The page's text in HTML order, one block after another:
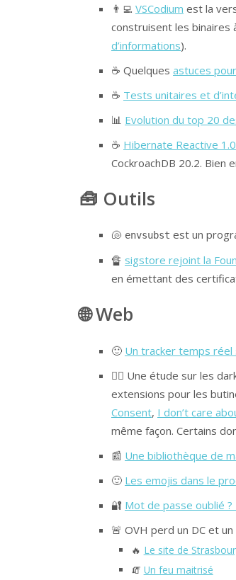
👨‍💻 VSCodium est la
construisent les binaires
d’informations).
☕ Quelques astuces
☕ Tests unitaires et
📊 Evolution du top 20
☕ Hibernate Reactive
CockroachDB 20.2. Bien
🧰 Outils
🐚 envsubst est un
🔏 sigstore rejoint la
en émettant des
🌐 Web
🙂 Un tracker temps réel
🕵️‍♂️ Une étude sur les
extensions pour les
Consent, I don’t care
même façon. Certains
📰 Une bibliothèque de
🙂 Les emojis dans le
🔐 Mot de passe oublié ?
🚨 OVH perd un DC et
🔥 Le site de
🧯 Un feu maitrisé